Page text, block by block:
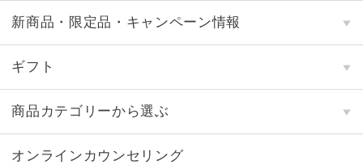
新商品・限定品・キャンペーン情報
ギフト
商品カテゴリーから選ぶ
オンラインカウンセリング